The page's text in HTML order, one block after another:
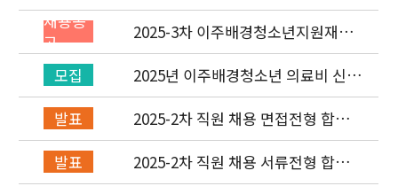
채용공
고
2025-3차 이주배경청소년지원재단
직원(기획운영실/회계) 채용공고
(~7/6)
모집
2025년 이주배경청소년 의료비 신청
(2차) 안내
발표
2025-2차 직원 채용 면접전형 합격
자 발표 및 적격심사 안내
발표
2025-2차 직원 채용 서류전형 합격
자 발표 및 면접전형 안내